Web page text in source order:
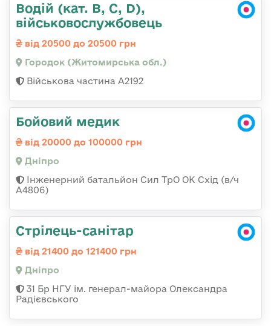
Водій (кат. B, C, D),
військовослужбовець
від 20500 до 20500 грн
Городок (Житомирська обл.)
Військова частина А2192
Бойовий медик
від 20000 до 100000 грн
Дніпро
Інженерний батальйон Сил ТрО ОК Схід (в/ч
А4806)
Стрілець-санітар
від 21400 до 121400 грн
Дніпро
31 Бр НГУ ім. генерал-майора Олександра
Радієвського